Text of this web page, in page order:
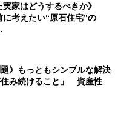
実家はどうするべきか》
に考えたい“原石住宅”の
題》もっともシンプルな解決
住み続けること」 資産性